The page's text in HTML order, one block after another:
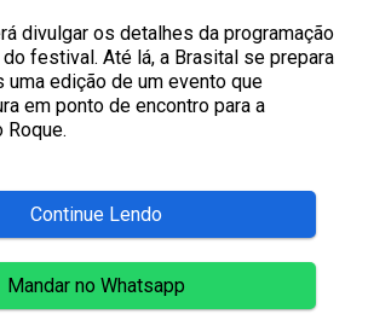
divulgar os detalhes da programação
festival. Até lá, a Brasital se prepara
uma edição de um evento que
em ponto de encontro para a
Roque.
Continue Lendo
Mandar no Whatsapp